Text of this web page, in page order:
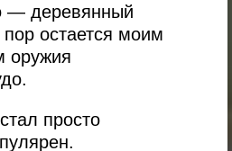
— деревянный
остается моим
оружия
просто